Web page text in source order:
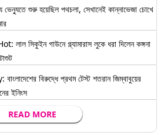
শুরু হয়েছিল পথচলা, সেখানেই কান্নাভেজা চোখে
সিকুইন গাউনে গ্ল্যামারাস লুকে ধরা দিলেন কঙ্গনা
বিরুদ্ধে প্রথম টেস্ট শতরান জিম্বাবুয়ের
ইনিংস
READ MORE